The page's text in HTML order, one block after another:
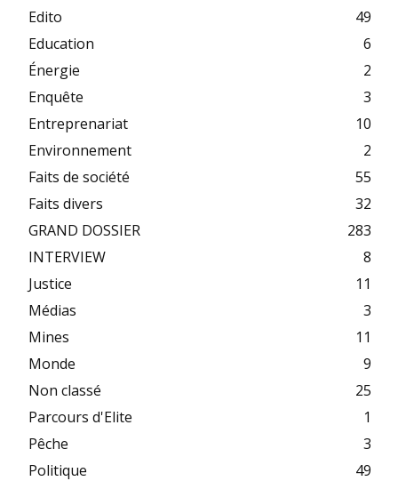
Edito
49
Education
6
Énergie
2
Enquête
3
Entreprenariat
10
Environnement
2
Faits de société
55
Faits divers
32
GRAND DOSSIER
283
INTERVIEW
8
Justice
11
Médias
3
Mines
11
Monde
9
Non classé
25
Parcours d'Elite
1
Pêche
3
Politique
49